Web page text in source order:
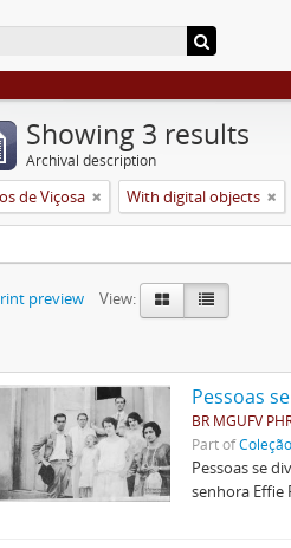
Showing 3 results
Archival description
de Viçosa With digital objects
preview
View:
Pessoas
BR MGUFV
Part of
Pessoas se
senhora Effie